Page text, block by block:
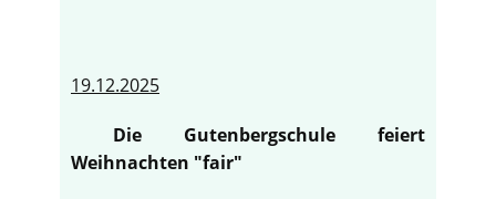
19.12.2025
Die Gutenbergschule feiert
Weihnachten "fair"